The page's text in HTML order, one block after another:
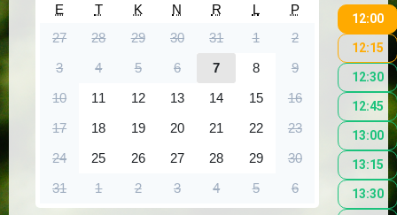
E T K N R L
P
27
28 29 30 31 1
2
3
4 5 6 7 8
9
10
11 12 13 14 15
16
17
18 19 20 21 22
23
24
25 26 27 28 29
30
31
1 2 3 4 5 6
12:00
12:15
12:30
12:45
13:00
13:15
13:30